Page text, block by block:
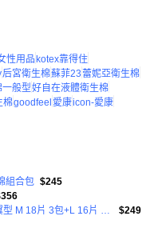
性用品 kotex靠得住
后宮衛生棉蘇菲23 蕾妮亞衛生棉
般型好自在液體衛生棉
棉goodfeel 愛康icon-愛康
組合包 $245
LunaMEE 韓國產超薄瞬吸棉柔衛生棉 蝶翼型 M 18片 3包+L 16片 2包+夜用型 10片
$249